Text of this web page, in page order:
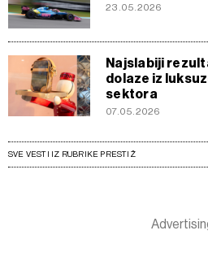
23.05.2026
Najslabiji
dolaze iz
sektora
07.05.2026
SVE VESTI IZ RUBRIKE PRESTIŽ